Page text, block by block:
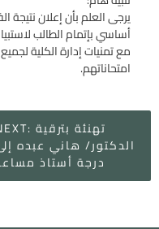
يرجى العلم بأن إعلان
أساسي بإتمام الطالب
مع تمنيات إدارة الكلية
امتحاناتهم.
تهنئة بترقية
الدكتور/ هاني عبده
درجة أستاذ